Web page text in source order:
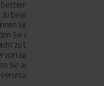
Zustand zu halten und
bewahren, ist eine
Sie mit der Auswahl
Sie milde, nicht scheuernde
zu beschädigen. Ein
um Staub und
Sie aggressive Chemikalien
können.